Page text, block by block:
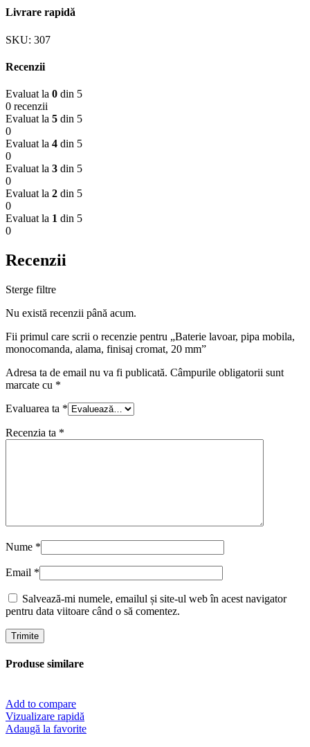
Livrare rapidă
SKU: 307
Recenzii
Evaluat la 0 din 5
0 recenzii
Evaluat la 5 din 5
0
Evaluat la 4 din 5
0
Evaluat la 3 din 5
0
Evaluat la 2 din 5
0
Evaluat la 1 din 5
0
Recenzii
Sterge filtre
Nu există recenzii până acum.
Fii primul care scrii o recenzie pentru „Baterie lavoar, pipa mobila,
monocomanda, alama, finisaj cromat, 20 mm”
Adresa ta de email nu va fi publicată. Câmpurile obligatorii sunt
marcate cu *
Evaluarea ta *
Recenzia ta *
Nume *
Email *
Salvează-mi numele, emailul și site-ul web în acest navigator
pentru data viitoare când o să comentez.
Produse similare
Add to compare
Vizualizare rapidă
Adaugă la favorite